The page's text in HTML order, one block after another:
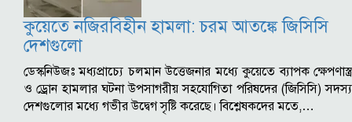
কুয়েতে নজিরবিহীন হামলা: চরম আতঙ্কে জিসিসি
দেশগুলো
ডেস্কনিউজঃ মধ্যপ্রাচ্যে চলমান উত্তেজনার মধ্যে কুয়েতে ব্যাপক ক্ষেপণাস্ত্র
ও ড্রোন হামলার ঘটনা উপসাগরীয় সহযোগিতা পরিষদের (জিসিসি) সদস্য
দেশগুলোর মধ্যে গভীর উদ্বেগ সৃষ্টি করেছে। বিশ্লেষকদের মতে,…